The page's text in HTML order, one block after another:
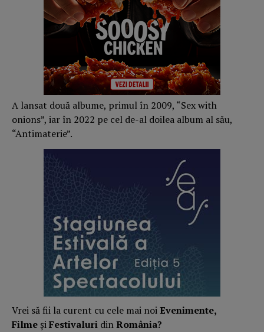
A lansat două albume, primul în 2009, “Sex with
onions”, iar în 2022 pe cel de-al doilea album al său,
“Antimaterie”.
Vrei să fii la curent cu cele mai noiEvenimente,
Filme șiFestivaluri dinRomânia?